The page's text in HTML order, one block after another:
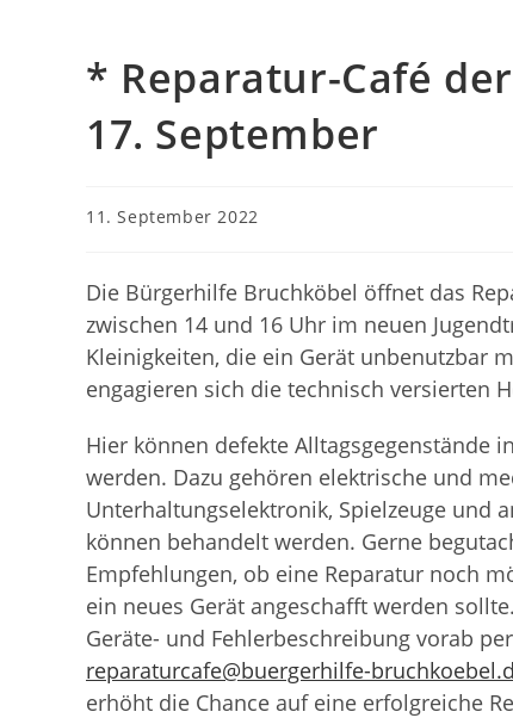
* Reparatur-Café
17. September
Beitrag
11. September 2022
Die Bürgerhilfe Bruchköbel öffnet das
zwischen 14 und 16 Uhr im neuen
Kleinigkeiten, die ein Gerät unbenutzbar
engagieren sich die technisch versierten
Hier können defekte Alltagsgegenstände
werden. Dazu gehören elektrische und
Unterhaltungselektronik, Spielzeuge und
können behandelt werden. Gerne
Empfehlungen, ob eine Reparatur noch
ein neues Gerät angeschafft werden
Geräte- und Fehlerbeschreibung vorab
reparaturcafe@buergerhilfe-
erhöht die Chance auf eine erfolgreiche